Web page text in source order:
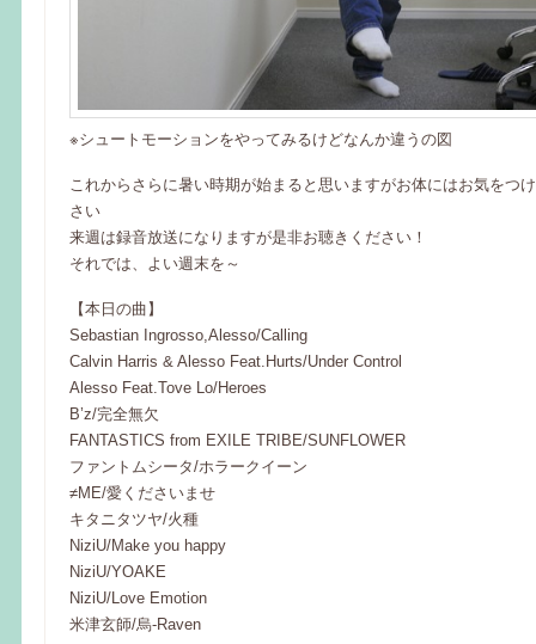
※シュートモーションをやってみるけどなんか違うの図
これからさらに暑い時期が始まると思いますがお体にはお気をつ
さい
来週は録音放送になりますが是非お聴きください！
それでは、よい週末を～
【本日の曲】
Sebastian Ingrosso,Alesso/Calling
Calvin Harris & Alesso Feat.Hurts/Under Control
Alesso Feat.Tove Lo/Heroes
B’z/完全無欠
FANTASTICS from EXILE TRIBE/SUNFLOWER
ファントムシータ/ホラークイーン
≠ME/愛くださいませ
キタニタツヤ/火種
NiziU/Make you happy
NiziU/YOAKE
NiziU/Love Emotion
米津玄師/烏-Raven